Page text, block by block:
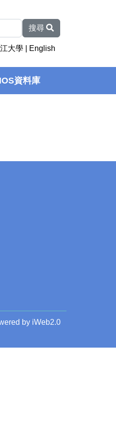
搜尋
大學 English
資料庫
by iWeb2.0